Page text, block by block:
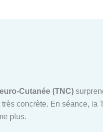
Cutanée (TNC)
concrète. En séance, la
plus.